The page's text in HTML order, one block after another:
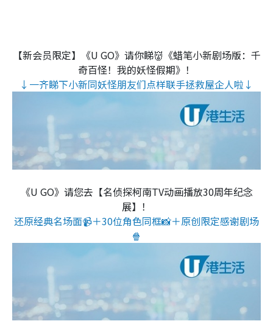
【新会员限定】《U GO》请你睇👹《蜡笔小新剧场版：千
奇百怪！我的妖怪假期》！
↓一齐睇下小新同妖怪朋友们点样联手拯救屋企人啦↓
《U GO》请您去【名侦探柯南TV动画播放30周年纪念
展】！
还原经典名场面📹＋30位角色同框📸＋原创限定感谢剧场
🍿